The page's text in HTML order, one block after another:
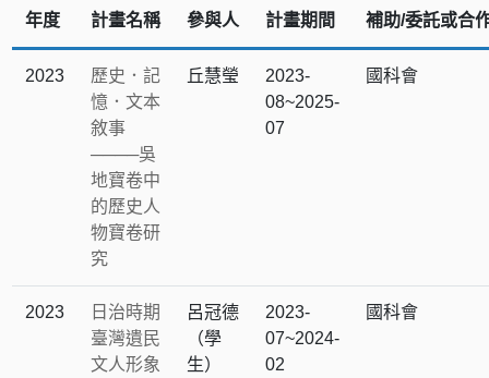
年度 計畫名稱 參與人 計畫期間 補助/委託或合
2023
歷史．記
憶．文本
敘事
────吳
地寶卷中
的歷史人
物寶卷研
究
丘慧瑩
2023-
08~2025-
07
國科會
2023
日治時期
臺灣遺民
文人形象
呂冠德
（學
生）
2023-
07~2024-
02
國科會